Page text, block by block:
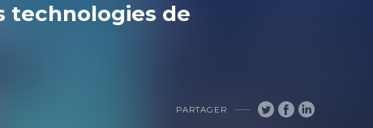
technologies de
PARTAGER